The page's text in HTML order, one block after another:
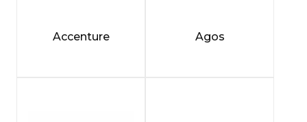
Accenture Agos